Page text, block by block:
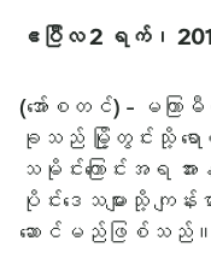
ဧပြီလ 2 ရက်၊
(အော်စတင်) - မကြာ
ခုသည် မြို့တွင်းသို့ ရော
သမိုင်းကြောင်းအရ အ
ပိုင်းဒေသများသို့ ကျန်း
ဆောင်မည်ဖြစ်သည်။